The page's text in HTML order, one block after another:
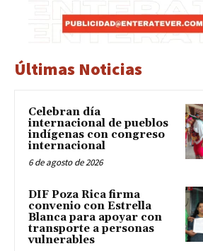
Últimas Noticias
Celebran día
internacional de pueblos
indígenas con congreso
internacional
6 de agosto de 2026
DIF Poza Rica firma
convenio con Estrella
Blanca para apoyar con
transporte a personas
vulnerables